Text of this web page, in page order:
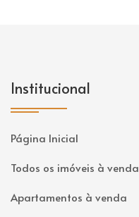
Institucional
Página Inicial
Todos os imóveis à venda
Apartamentos à venda